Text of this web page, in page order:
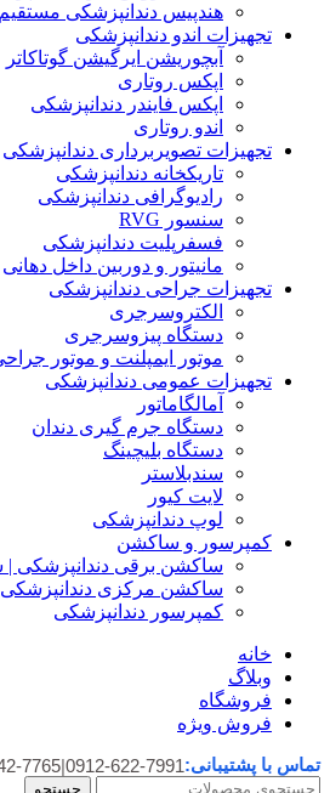
هندپیس دندانپزشکی مستقیم
تجهیزات اندو دندانپزشکی
آبچوریشن ایرگیشن گوتاکاتر
اپکس روتاری
اپکس فایندر دندانپزشکی
اندو روتاری
تجهیزات تصویربرداری دندانپزشکی
تاریکخانه دندانپزشکی
رادیوگرافی دندانپزشکی
سنسور RVG
فسفرپلیت دندانپزشکی
مانیتور و دوربین داخل دهانی
تجهیزات جراحی دندانپزشکی
الکتروسرجری
دستگاه پیزوسرجری
موتور ایمپلنت و موتور
تجهیزات عمومی دندانپزشکی
آمالگاماتور
دستگاه جرم گیری دندان
دستگاه بلیچینگ
سندبلاستر
لایت کیور
لوپ دندانپزشکی
کمپرسور و ساکشن
ساکشن برقی دندانپزشکی |
ساکشن مرکزی دندانپزشکی
کمپرسور دندانپزشکی
خانه
وبلاگ
فروشگاه
فروش ویژه
تماس با پشتیبانی:0912-622-7991
|
7765
جستجو